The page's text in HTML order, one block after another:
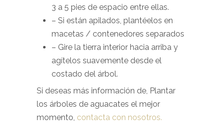
3 a 5 pies de espacio entre ellas.
– Si están apilados, plantéelos en
macetas / contenedores separados
– Gire la tierra interior hacia arriba y
agítelos suavemente desde el
costado del árbol.
Si deseas más información de, Plantar
los árboles de aguacates el mejor
momento, contacta con nosotros.